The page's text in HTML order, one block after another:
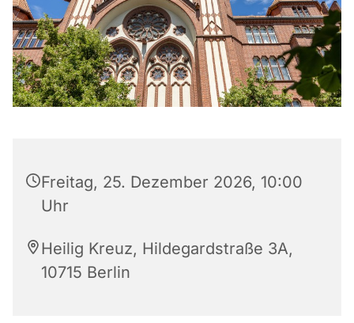
Freitag, 25. Dezember 2026, 10:00
Uhr
Heilig Kreuz, Hildegardstraße 3A,
10715 Berlin